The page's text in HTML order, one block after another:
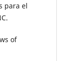
para el
of